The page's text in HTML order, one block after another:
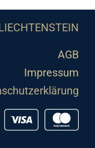
AGB
Impressum